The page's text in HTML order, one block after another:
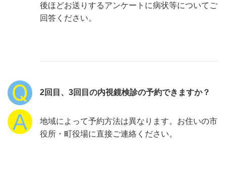
後ほどお送りするアンケートに病状等についてご
回答ください。
2回目、3回目の内視鏡検診の予約できますか？
地域によって予約方法は異なります。お住いの市
役所・町役場に直接ご連絡ください。